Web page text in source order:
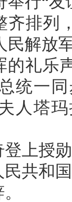
齐排列
民解放
的礼乐
统一
人塔
上授
共和